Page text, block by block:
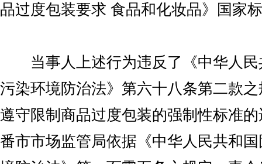
品过度包装要求 食品和化妆品》国家
当事人上述行为违反了《中华人民
污染环境防治法》第六十八条第二款
遵守限制商品过度包装的强制性标准
番市市场监管局依据《中华人民共和